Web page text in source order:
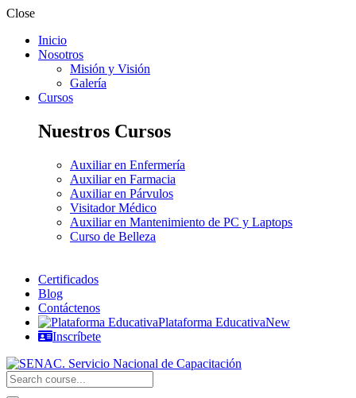
Close
Inicio
Nosotros
Misión y Visión
Galería
Cursos
Nuestros Cursos
Auxiliar en Enfermería
Auxiliar en Farmacia
Auxiliar en Párvulos
Visitador Médico
Auxiliar en Mantenimiento de PC y Laptops
Curso de Belleza
Certificados
Blog
Contáctenos
Plataforma EducativaNew
Inscríbete